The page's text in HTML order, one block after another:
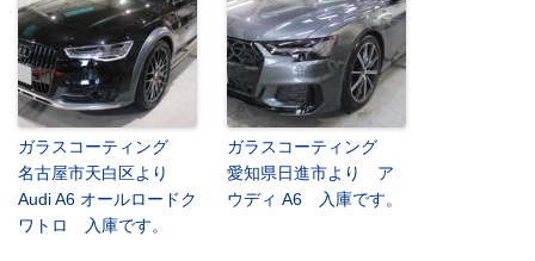
ガラスコーティング
名古屋市天白区より
Audi A6 オールロードク
ワトロ 入庫です。
ガラスコーティング
愛知県日進市より ア
ウディ A6 入庫です。